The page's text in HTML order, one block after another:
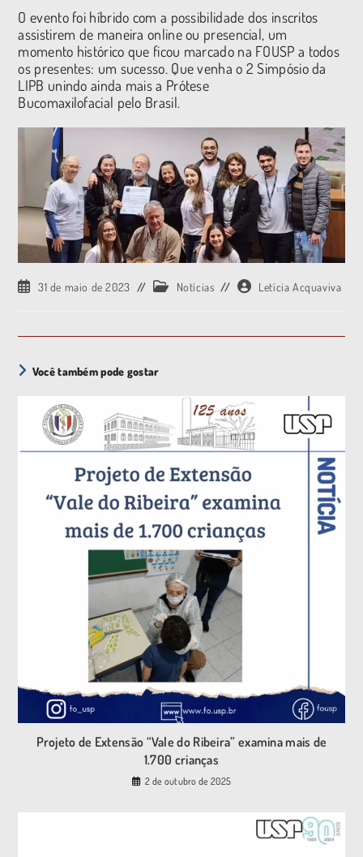
O evento foi híbrido com a possibilidade dos inscritos
assistirem de maneira online ou presencial, um
momento histórico que ficou marcado na FOUSP a todos
os presentes: um sucesso. Que venha o 2 Simpósio da
LIPB unindo ainda mais a Prótese
Bucomaxilofacial pelo Brasil.
31 de maio de 2023 Notícias Letícia Acquaviva
Você também pode gostar
Projeto de Extensão “Vale do Ribeira” examina mais de
1.700 crianças
2 de outubro de 2025